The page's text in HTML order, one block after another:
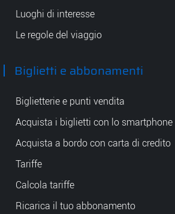
Luoghi di interesse
Le regole del viaggio
Biglietti e abbonamenti
Biglietterie e punti vendita
Acquista i biglietti con lo smartphone
Acquista a bordo con carta di credito
Tariffe
Calcola tariffe
Ricarica il tuo abbonamento